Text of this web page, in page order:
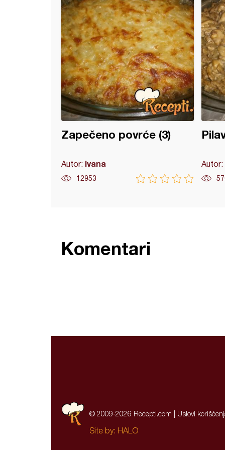
Zapečeno povrće (3)
Autor: Ivana
12953
Autor:
Komentari
© 2009-2026 Recepti.com | Uslovi
Site by: HALO